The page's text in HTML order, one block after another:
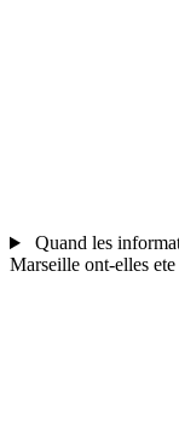
Quand les
Marseille ont-elles